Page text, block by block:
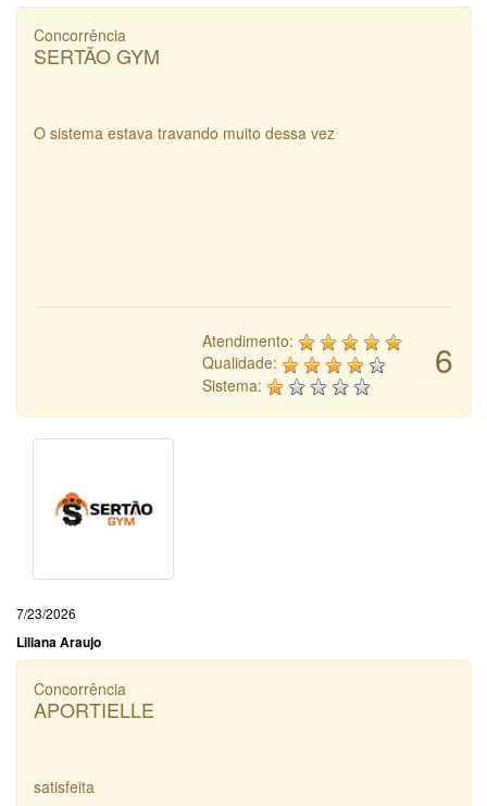
Concorrência
SERTÃO GYM
O sistema estava travando muito dessa vez
6
Atendimento:
Qualidade:
Sistema:
7/23/2026
Liliana Araujo
Concorrência
APORTIELLE
satisfeita